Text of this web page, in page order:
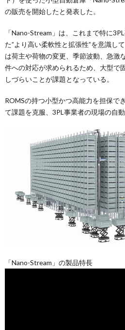
の販売を開始したと発表した。
「Nano-Stream」は、これまで特に
た”より高い柔軟性と拡張性”を意識し
は荷主や荷物の変更、季節波動、急激
件への対応が求められるため、大型で
しづらいことが課題となっている。
ROMSの持つ小型かつ高能力を担保で
て課題を克服、3PL事業者の現場の自
「Nano-Stream」の製品特長